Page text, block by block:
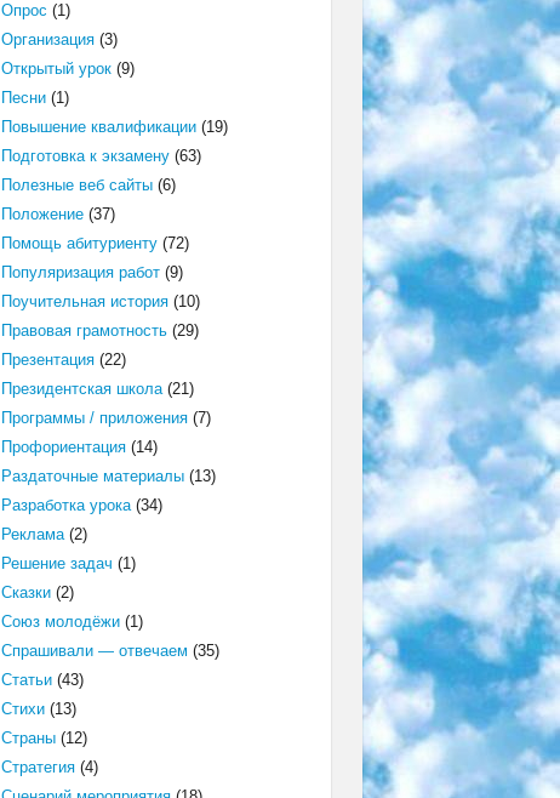
Опрос (1)
Организация(3)
Открытый урок(9)
Песни(1)
Повышение квалификации(19)
Подготовка к экзамену(63)
Полезные веб сайты(6)
Положение(37)
Помощь абитуриенту(72)
Популяризация работ(9)
Поучительная история(10)
Правовая грамотность(29)
Презентация(22)
Президентская школа(21)
Программы / приложения(7)
Профориентация(14)
Раздаточные материалы(13)
Разработка урока(34)
Реклама(2)
Решение задач (1)
Сказки(2)
Союз молодёжи(1)
Спрашивали — отвечаем (35)
Статьи(43)
Стихи(13)
Страны(12)
Стратегия(4)